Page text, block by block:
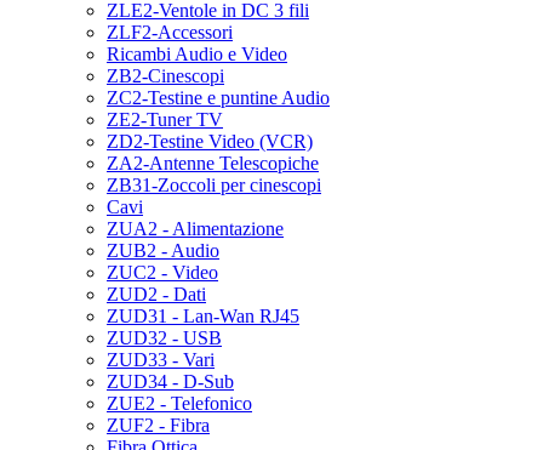
ZLE2-Ventole in DC 3 fili
ZLF2-Accessori
Ricambi Audio e Video
ZB2-Cinescopi
ZC2-Testine e puntine Audio
ZE2-Tuner TV
ZD2-Testine Video (VCR)
ZA2-Antenne Telescopiche
ZB31-Zoccoli per cinescopi
Cavi
ZUA2 - Alimentazione
ZUB2 - Audio
ZUC2 - Video
ZUD2 - Dati
ZUD31 - Lan-Wan RJ45
ZUD32 - USB
ZUD33 - Vari
ZUD34 - D-Sub
ZUE2 - Telefonico
ZUF2 - Fibra